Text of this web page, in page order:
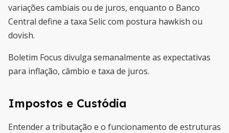
variações cambiais ou de juros, enquanto o Banco
Central define a taxa Selic com postura hawkish ou
dovish.
Boletim Focus divulga semanalmente as expectativas
para inflação, câmbio e taxa de juros.
Impostos e Custódia
Entender a tributação e o funcionamento de estruturas